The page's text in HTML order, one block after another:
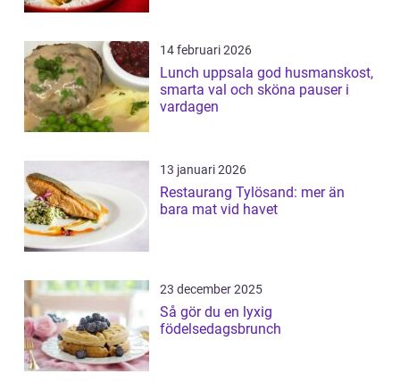
14 februari 2026
Lunch uppsala god husmanskost,
smarta val och sköna pauser i
vardagen
13 januari 2026
Restaurang Tylösand: mer än
bara mat vid havet
23 december 2025
Så gör du en lyxig
födelsedagsbrunch